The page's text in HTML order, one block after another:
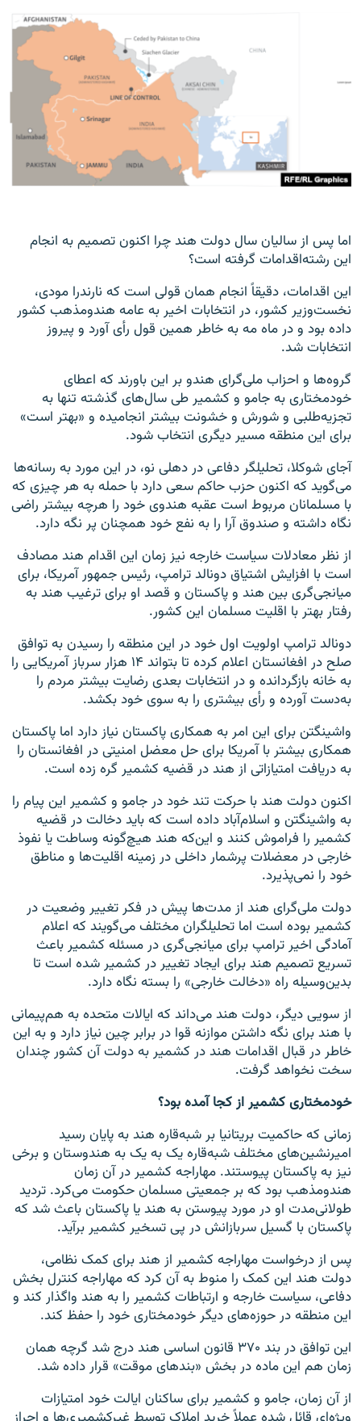
اما پس از سالیان سال دولت هند چرا اکنون تصمیم به انجام
این رشته‌اقدامات گرفته است؟
این اقدامات، دقیقاً انجام همان قولی است که نارندرا مودی،
نخست‌وزیر کشور، در انتخابات اخیر به عامه هندومذهب کشور
داده بود و در ماه مه به خاطر همین قول رأی آورد و پیروز
انتخابات شد.
گروه‌ها و احزاب ملی‌گرای هندو بر این باورند که اعطای
خودمختاری به جامو و کشمیر طی سال‌های گذشته تنها به
تجزیه‌طلبی و شورش و خشونت بیشتر انجامیده و «بهتر است»
برای این منطقه مسیر دیگری انتخاب شود.
آجای شوکلا، تحلیلگر دفاعی در دهلی نو، در این مورد به رسانه‌ها
می‌گوید که اکنون حزب حاکم سعی دارد با حمله به هر چیزی که
با مسلمانان مربوط است عقبه هندوی خود را هرچه بیشتر راضی
نگاه داشته و صندوق آرا را به نفع خود همچنان پر نگه دارد.
از نظر معادلات سیاست خارجه نیز زمان این اقدام هند مصادف
است با افزایش اشتیاق دونالد ترامپ، رئیس جمهور آمریکا، برای
میانجی‌گری بین هند و پاکستان و قصد او برای ترغیب هند به
رفتار بهتر با اقلیت مسلمان این کشور.
دونالد ترامپ اولویت اول خود در این منطقه را رسیدن به توافق
صلح در افغانستان اعلام کرده تا بتواند ۱۴ هزار سرباز آمریکایی را
به خانه بازگردانده و در انتخابات بعدی رضایت بیشتر مردم را
به‌دست آورده و رأی بیشتری را به سوی خود بکشد.
واشینگتن برای این امر به همکاری پاکستان نیاز دارد اما پاکستان
همکاری بیشتر با آمریکا برای حل معضل امنیتی در افغانستان را
به دریافت امتیازاتی از هند در قضیه کشمیر گره زده است.
اکنون دولت هند با حرکت تند خود در جامو و کشمیر این پیام را
به واشینگتن و اسلام‌آباد داده است که باید دخالت در قضیه
کشمیر را فراموش کنند و این‌که هند هیچ‌گونه وساطت یا نفوذ
خارجی در معضلات پرشمار داخلی در زمینه اقلیت‌ها و مناطق
خود را نمی‌پذیرد.
دولت ملی‌گرای هند از مدت‌ها پیش در فکر تغییر وضعیت در
کشمیر بوده است اما تحلیلگران مختلف می‌گویند که اعلام
آمادگی اخیر ترامپ برای میانجی‌گری در مسئله کشمیر باعث
تسریع تصمیم هند برای ایجاد تغییر در کشمیر شده است تا
بدین‌وسیله راه «دخالت خارجی» را بسته نگاه دارد.
از سویی دیگر، دولت هند می‌داند که ایالات متحده به هم‌پیمانی
با هند برای نگه داشتن موازنه قوا در برابر چین نیاز دارد و به این
خاطر در قبال اقدامات هند در کشمیر به دولت آن کشور چندان
سخت نخواهد گرفت.
خودمختاری کشمیر از کجا آمده بود؟
زمانی که حاکمیت بریتانیا بر شبه‌قاره هند به پایان رسید
امیرنشین‌های مختلف شبه‌قاره یک به یک به هندوستان و برخی
نیز به پاکستان پیوستند. مهاراجه کشمیر در آن زمان
هندومذهب بود که بر جمعیتی مسلمان حکومت می‌کرد. تردید
طولانی‌مدت او در مورد پیوستن به هند یا پاکستان باعث شد که
پاکستان با گسیل سربازانش در پی تسخیر کشمیر برآید.
پس از درخواست مهاراجه کشمیر از هند برای کمک نظامی،
دولت هند این کمک را منوط به آن کرد که مهاراجه کنترل بخش
دفاعی، سیاست خارجه و ارتباطات کشمیر را به هند واگذار کند و
این منطقه در حوزه‌های دیگر خودمختاری خود را حفظ کند.
این توافق در بند ۳۷۰ قانون اساسی هند درج شد گرچه همان
زمان هم این ماده در بخش «بندهای موقت» قرار داده شد.
از آن زمان، جامو و کشمیر برای ساکنان ایالت خود امتیازات